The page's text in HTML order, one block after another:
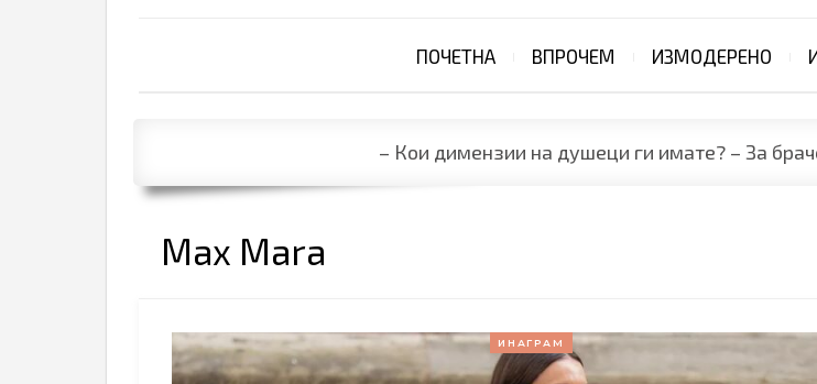
ПОЧЕТНА ВПРОЧЕМ ИЗМОДЕРЕНО
– Кои димензии на душеци ги имате? – За
Max Mara
ИНАГРАМ